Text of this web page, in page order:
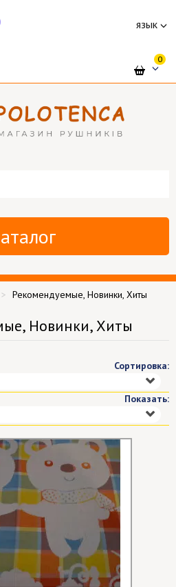
язык
0
Рекомендуемые, Новинки, Хиты
Новинки, Хиты
Сортировка:
Показать: